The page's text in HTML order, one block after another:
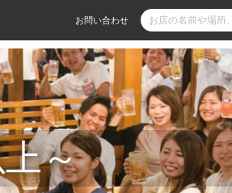
お問い合わせ
～